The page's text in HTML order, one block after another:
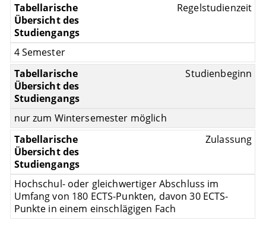
Regelstudienzeit
4 Semester
Studienbeginn
nur zum Wintersemester möglich
Zulassung
Hochschul- oder gleichwertiger Abschluss im
Umfang von 180 ECTS-Punkten, davon 30 ECTS-
Punkte in einem einschlägigen Fach